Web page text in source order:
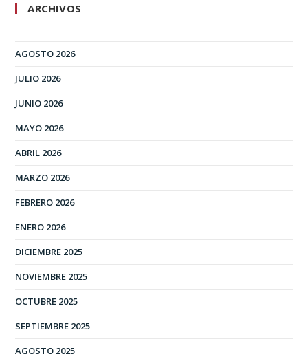
ARCHIVOS
AGOSTO 2026
JULIO 2026
JUNIO 2026
MAYO 2026
ABRIL 2026
MARZO 2026
FEBRERO 2026
ENERO 2026
DICIEMBRE 2025
NOVIEMBRE 2025
OCTUBRE 2025
SEPTIEMBRE 2025
AGOSTO 2025